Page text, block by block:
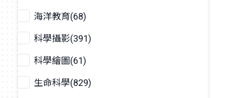
海洋教育(68)
科學攝影(391)
科學繪圖(61)
生命科學(829)